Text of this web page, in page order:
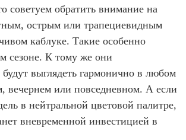
советуем обратить внимание на
острым или трапециевидным
каблуке. Такие особенно
сезоне. К тому же они
выглядеть гармонично в любом
вечернем или повседневном. А если
в нейтральной цветовой палитре,
вневременной инвестицией в